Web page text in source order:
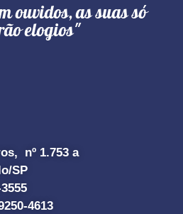
ouvidos, as suas só
elogios"
nº 1.753 a
SP
4613